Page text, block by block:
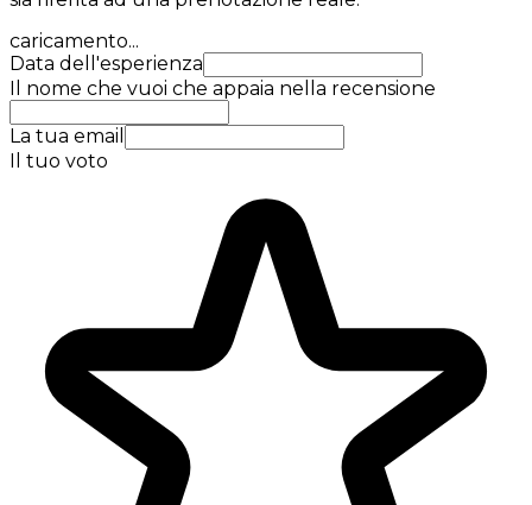
caricamento...
Data dell'esperienza
Il nome che vuoi che appaia nella recensione
La tua email
Il tuo voto